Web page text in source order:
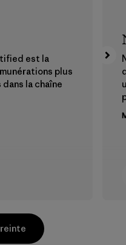
est la
plus
la chaîne